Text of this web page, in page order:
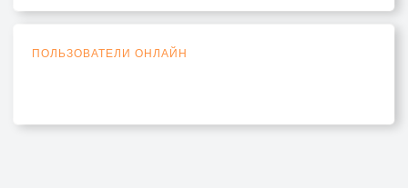
ПОЛЬЗОВАТЕЛИ ОНЛАЙН